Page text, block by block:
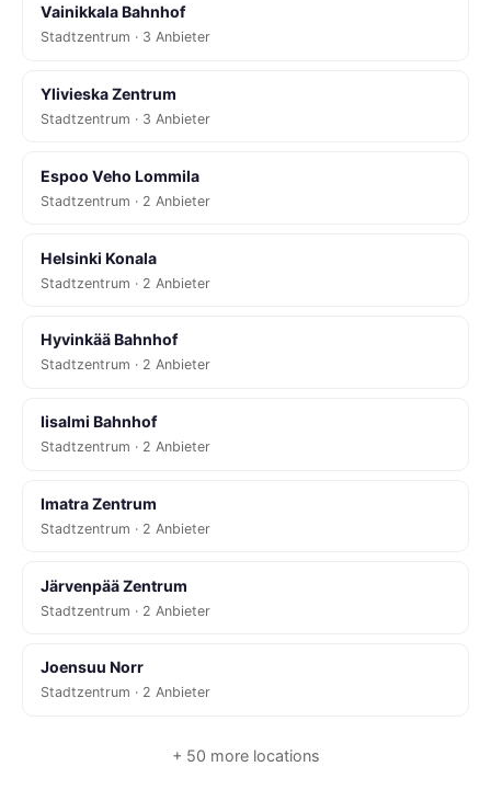
Vainikkala Bahnhof
Stadtzentrum · 3 Anbieter
Ylivieska Zentrum
Stadtzentrum · 3 Anbieter
Espoo Veho Lommila
Stadtzentrum · 2 Anbieter
Helsinki Konala
Stadtzentrum · 2 Anbieter
Hyvinkää Bahnhof
Stadtzentrum · 2 Anbieter
Iisalmi Bahnhof
Stadtzentrum · 2 Anbieter
Imatra Zentrum
Stadtzentrum · 2 Anbieter
Järvenpää Zentrum
Stadtzentrum · 2 Anbieter
Joensuu Norr
Stadtzentrum · 2 Anbieter
+ 50 more locations